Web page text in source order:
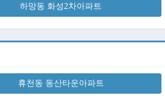
하망동 화성2차아파트
휴천동 동산타운아파트